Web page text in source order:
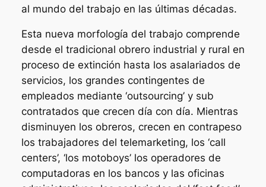
al mundo del trabajo en las últimas décadas.
Esta nueva morfología del trabajo comprende
desde el tradicional obrero industrial y rural en
proceso de extinción hasta los asalariados de
servicios, los grandes contingentes de
empleados mediante ‘outsourcing’ y sub
contratados que crecen día con día. Mientras
disminuyen los obreros, crecen en contrapeso
los trabajadores del telemarketing, los ‘call
centers’, ‘los motoboys’ los operadores de
computadoras en los bancos y las oficinas